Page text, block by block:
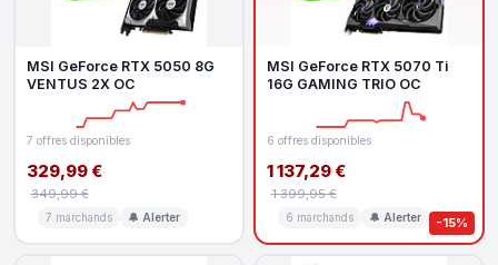
MSI GeForce RTX 5050 8G
VENTUS 2X OC
7 offres disponibles
329,99 €
349,99 €
7 marchands 🔔 Alerter -15%
MSI GeForce RTX 5070 Ti
16G GAMING TRIO OC
6 offres disponibles
1 137,29 €
1 399,95 €
6 marchands 🔔 Alerter